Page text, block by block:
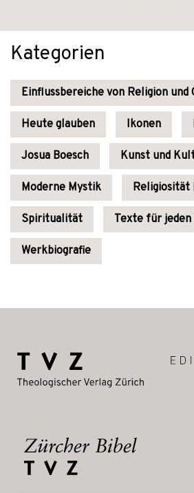
Kategorien
Einflussbereiche von Religion und
Heute glauben Ikonen
Josua Boesch Kunst und
Moderne Mystik Religiosität
Spiritualität Texte für jeden
Werkbiografie